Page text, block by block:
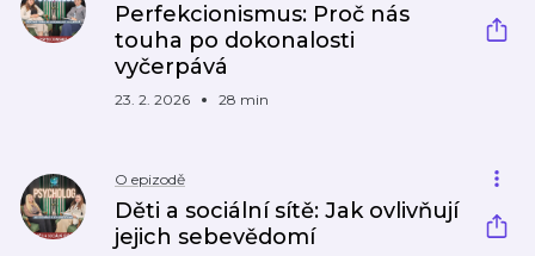
Perfekcionismus: Proč nás
touha po dokonalosti
vyčerpává
23. 2. 2026 28 min
O epizodě
Děti a sociální sítě: Jak ovlivňují
jejich sebevědomí